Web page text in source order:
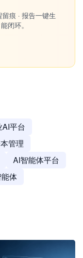
痕 · 报告一键生
闭环。
平台
管理
AI智能体平台
体